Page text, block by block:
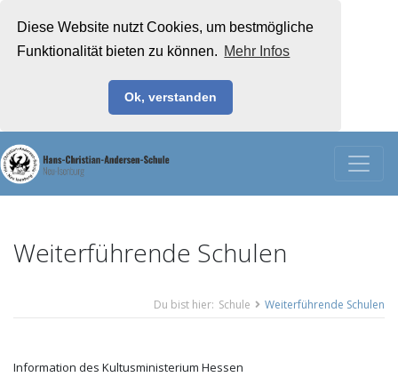
Diese Website nutzt Cookies, um bestmögliche
Funktionalität bieten zu können. Mehr Infos
Ok, verstanden
Weiterführende Schulen
Du bist hier: Schule Weiterführende Schulen
Information des Kultusministerium Hessen